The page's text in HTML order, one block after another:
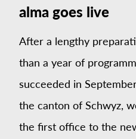
alma goes live
After a lengthy
than a year of
succeeded in
the canton of Schwyz,
the first office to the